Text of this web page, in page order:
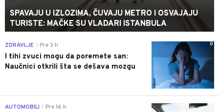
SPAVAJU U IZLOZIMA, ČUVAJU METRO I OSVAJAJU
TURISTE: MAČKE SU VLADARI ISTANBULA
0
ZDRAVLJE Pre 3 h
I tihi zvuci mogu da poremete san:
Naučnici otkrili šta se dešava mozgu
AUTOMOBILI Pre 16 h